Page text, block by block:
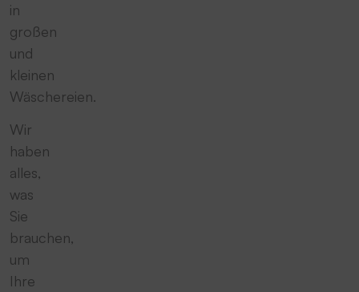
in
großen
und
kleinen
Wäschereien.
Wir
haben
alles,
was
Sie
brauchen,
um
Ihre